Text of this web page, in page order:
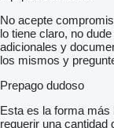
No acepte
lo tiene claro, no
adicionales y
los mismos y
Prepago dudoso
Esta es la forma más
requerir una cantidad